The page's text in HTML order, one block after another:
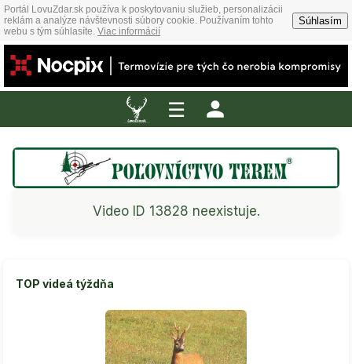
Portál LovuZdar.sk používa k poskytovaniu služieb, personalizácii
reklám a analýze návštevnosti súbory cookie. Používaním tohto
webu s tým súhlasíte. Viac informácií
Súhlasím
☰
Video ID 13828 neexistuje.
TOP videá týždňa